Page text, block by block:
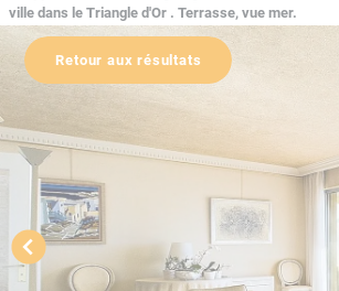
ville dans le Triangle d'Or . Terrasse, vue mer.
YouTube est désactivé.
Retour aux résultats